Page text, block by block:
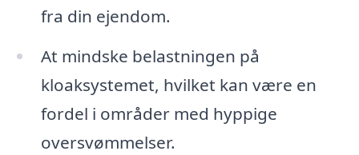
fra din ejendom.
At mindske belastningen på
kloaksystemet, hvilket kan være en
fordel i områder med hyppige
oversvømmelser.